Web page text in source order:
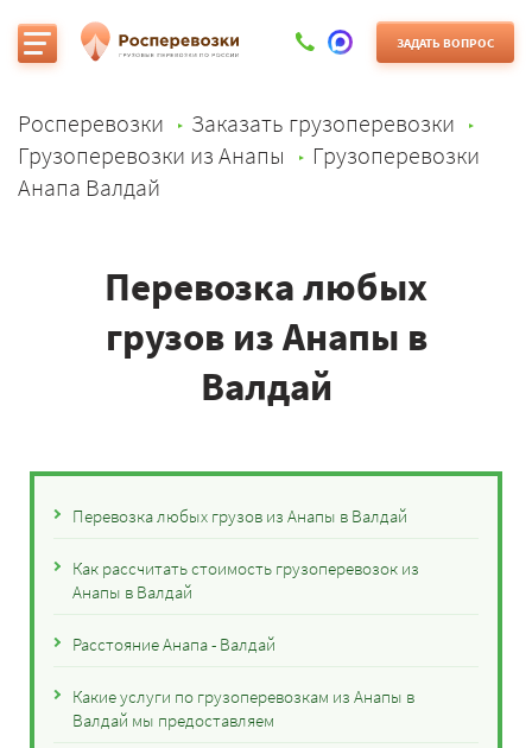
ЗАДАТЬ ВОПРОС
Росперевозки
Заказать грузоперевозки
Грузоперевозки из Анапы
Грузоперевозки
Анапа Валдай
Перевозка любых
грузов из Анапы в
Валдай
Перевозка любых грузов из Анапы в Валдай
Как рассчитать стоимость грузоперевозок из
Анапы в Валдай
Расстояние Анапа - Валдай
Какие услуги по грузоперевозкам из Анапы в
Валдай мы предоставляем